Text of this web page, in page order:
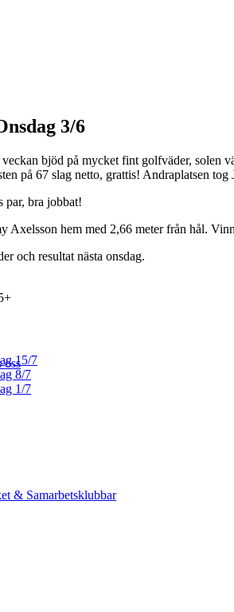
oss
& Samarbetsklubbar
3/6
bjöd på mycket fint golfväder, solen
på 67 slag netto, grattis! Andraplatsen
par, bra jobbat!
Axelsson hem med 2,66 meter från hål.
och resultat nästa onsdag.
15/7
8/7
1/7